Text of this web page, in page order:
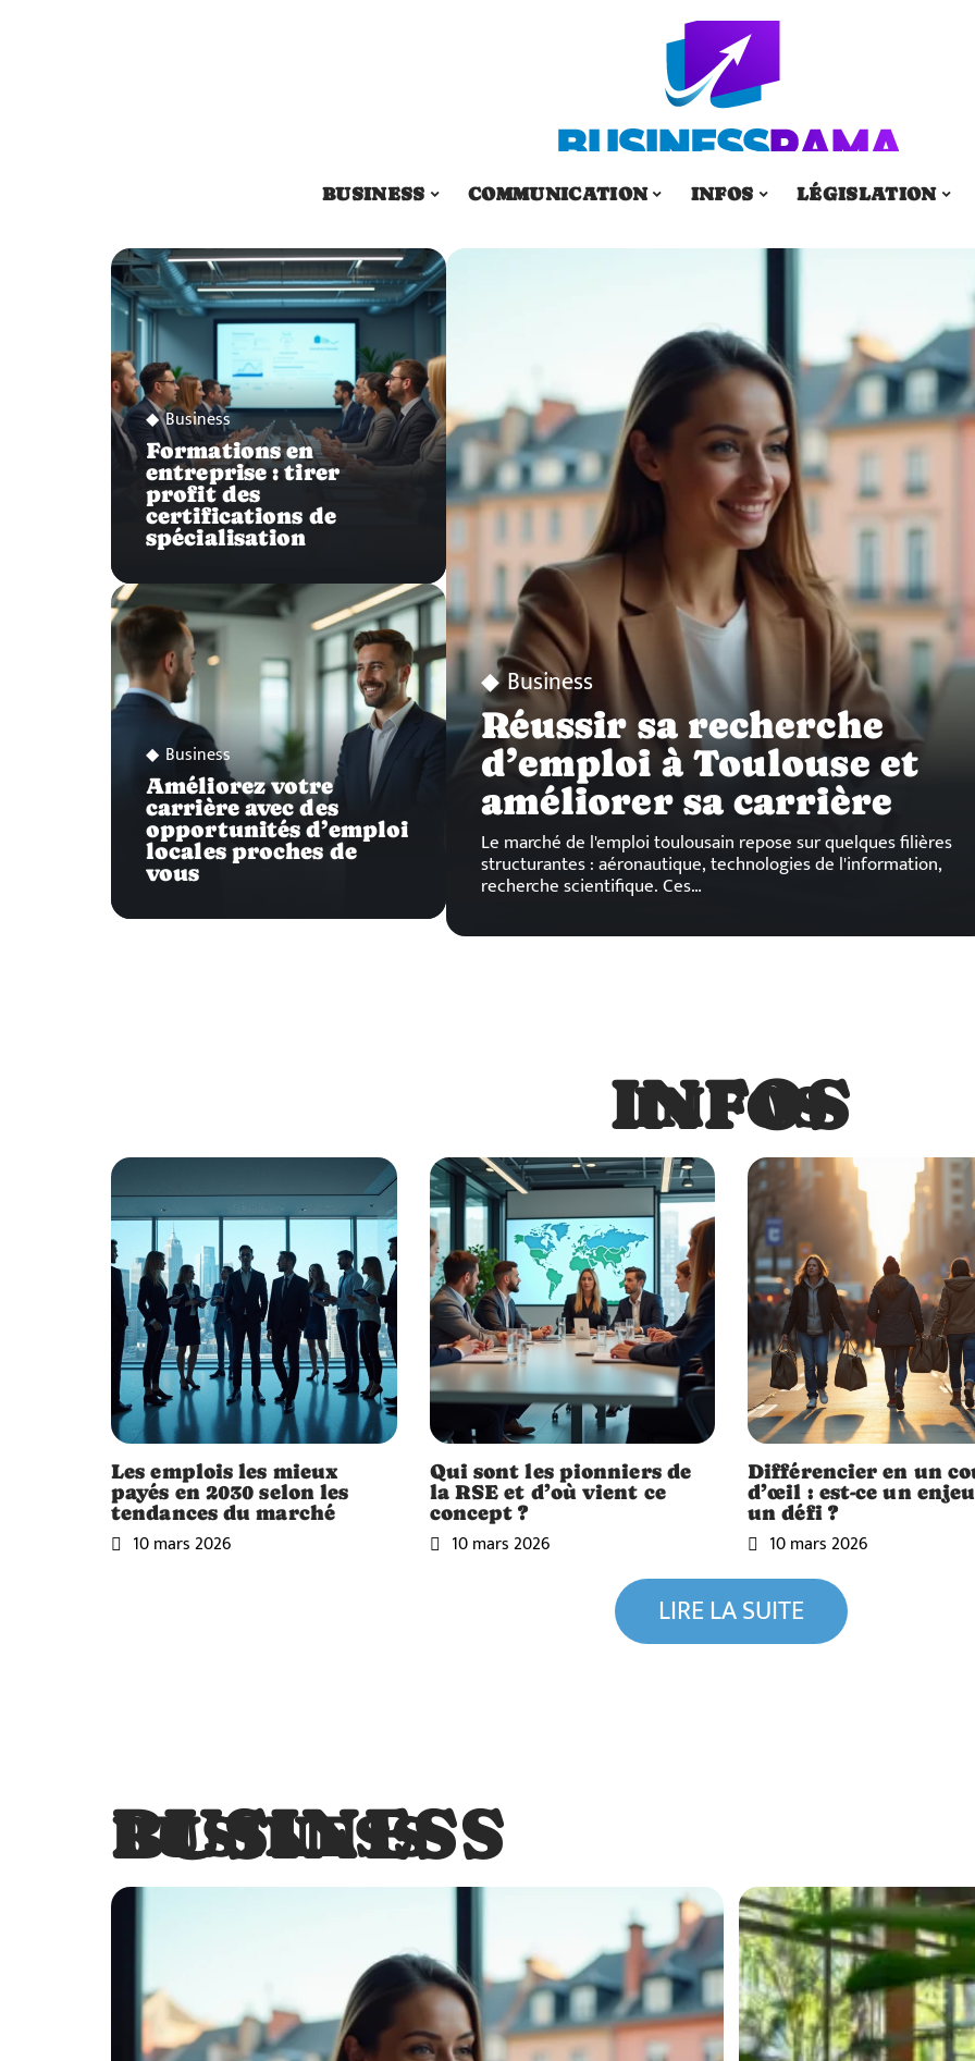
BUSINESS COMMUNICATION INFOS LÉGISLATION
Business
Formations en
entreprise : tirer
profit des
certifications de
spécialisation
Business
Améliorez votre
carrière avec des
opportunités d’emploi
locales proches de
vous
Business
Réussir sa recherche
d’emploi à Toulouse et
améliorer sa carrière
Le marché de l'emploi toulousain repose sur quelques filières
structurantes : aéronautique, technologies de l'information,
recherche scientifique. Ces…
INFOS
INFOS
Les emplois les mieux
payés en 2030 selon les
tendances du marché
10 mars 2026
Qui sont les pionniers de
la RSE et d’où vient ce
concept ?
10 mars 2026
Différencier en un
d’œil : est-ce un
un défi ?
10 mars 2026
LIRE LA SUITE
BUSINESS
BUSINESS